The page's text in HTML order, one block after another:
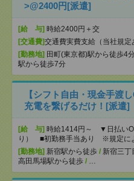
>@2400円[派遣]
[給 与] 時給2400円＋交
[交通費]交通費実費支給（当社規定
[勤務地] 田町(東京都)駅から徒歩4
駅から徒歩7分
【シフト自由・現金手渡
充電を繋げるだけ！[派遣]
[給 与] 時給1414円～ ▼日払い
り） ■初勤務手当あり ※規定に
[勤務地] 新宿駅から徒歩 / 新宿三丁
高田馬場駅から徒歩 / …